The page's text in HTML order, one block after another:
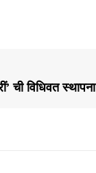
ची विधिवत स्थापना